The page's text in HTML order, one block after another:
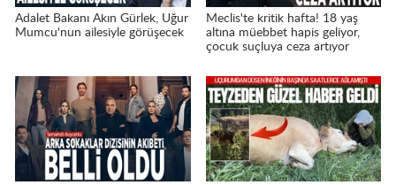
Adalet Bakanı Akın Gürlek, Uğur
Mumcu'nun ailesiyle görüşecek
Meclis'te kritik hafta! 18 yaş
altına müebbet hapis geliyor,
çocuk suçluya ceza artıyor